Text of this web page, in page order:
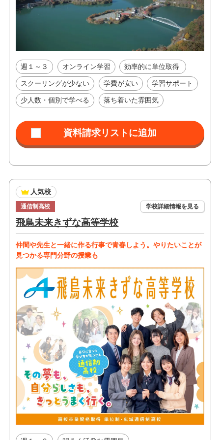
週１～３ オンライン学習 効率的に単位取得
スクーリングが少ない 学費が安い 学習サポート
少人数・個別で学べる 落ち着いた雰囲気
人気校
通信制高校 学校詳細情報を見る
飛鳥未来きずな高等学校
仲間や先生と一緒に作る行事で青春しよう。やりたいことが
見つかる専門分野の授業も